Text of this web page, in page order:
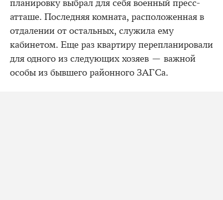
планировку выбрал для себя военный пресс-
атташе. Последняя комната, расположенная в
отдалении от остальных, служила ему
кабинетом. Еще раз квартиру перепланировали
для одного из следующих хозяев — важной
особы из бывшего районного ЗАГСа.